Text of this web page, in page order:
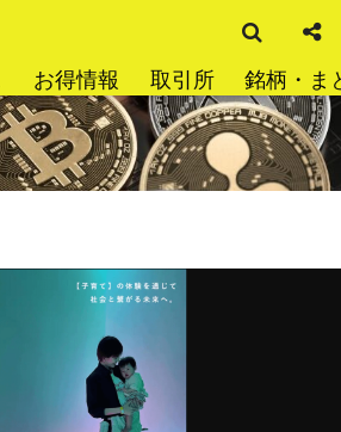
お得情報 取引所 銘柄・ま
索